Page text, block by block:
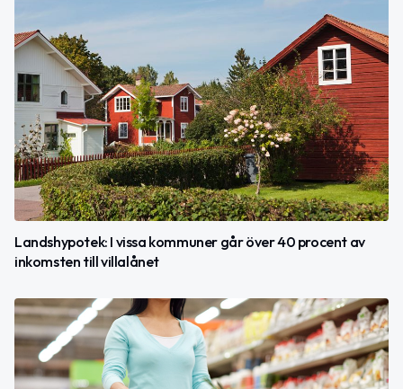
Landshypotek: I vissa kommuner går över 40 procent av
inkomsten till villalånet